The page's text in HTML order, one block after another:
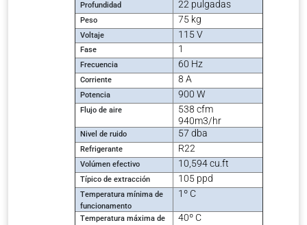
Profundidad 22 pulgadas
Peso 75 kg
Voltaje 115 V
Fase 1
Frecuencia 60 Hz
Corriente 8 A
Potencia 900 W
Flujo de aire
538 cfm
940m3/hr
Nivel de ruido 57 dba
Refrigerante R22
Volúmen efectivo 10,594 cu.ft
Típico de extracción 105 ppd
Temperatura mínima de
funcionamento
1º C
Temperatura máxima de
40º C